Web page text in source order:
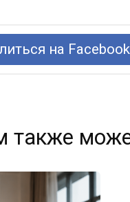
на Facebook
также